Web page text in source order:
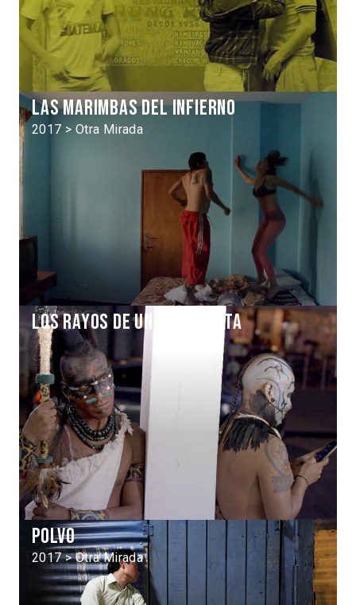
Las Marimbas del infierno
2017 > Otra Mirada
Los rayos de una tormenta
Polvo
2017 > Otra Mirada